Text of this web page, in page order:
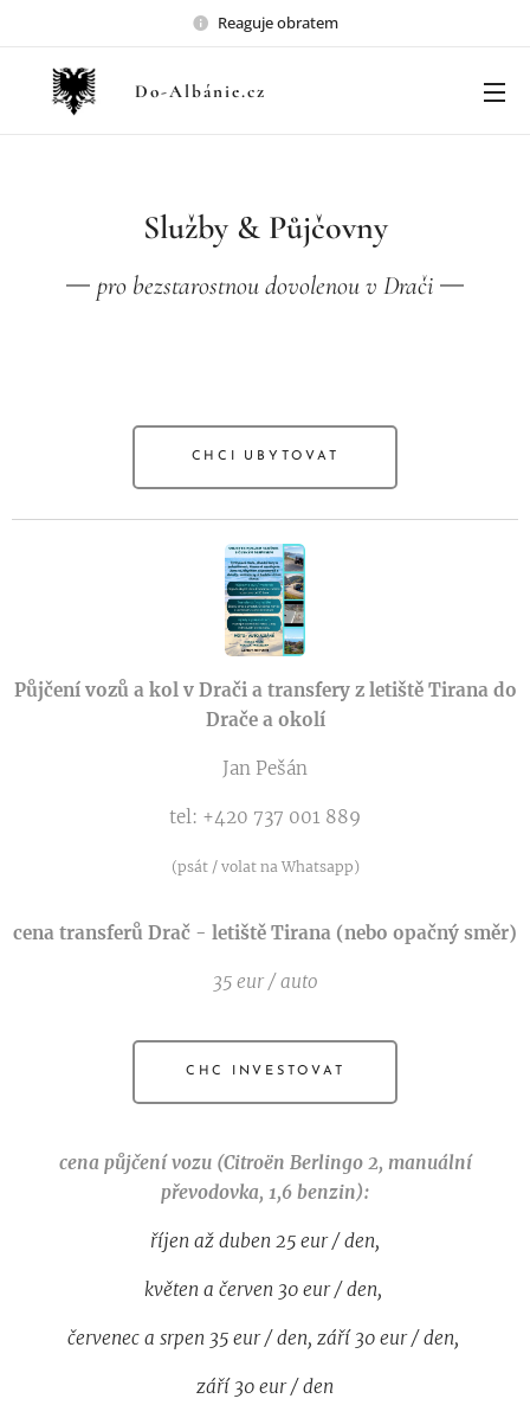
Reaguje obratem
Do-Albánie.cz
Služby & Půjčovny
pro bezstarostnou dovolenou v Drači
CHCI UBYTOVAT
Půjčení vozů a kol v Drači a transfery z letiště Tirana do
Drače a okolí
Jan Pešán
tel: +420 737 001 889
(psát / volat na Whatsapp)
cena transferů Drač - letiště Tirana (nebo opačný směr)
35 eur / auto
CHC INVESTOVAT
cena půjčení vozu (Citroën Berlingo 2, manuální
převodovka, 1,6 benzin):
říjen až duben 25 eur / den,
květen a červen 30 eur / den,
červenec a srpen 35 eur / den, září 30 eur / den,
září 30 eur / den